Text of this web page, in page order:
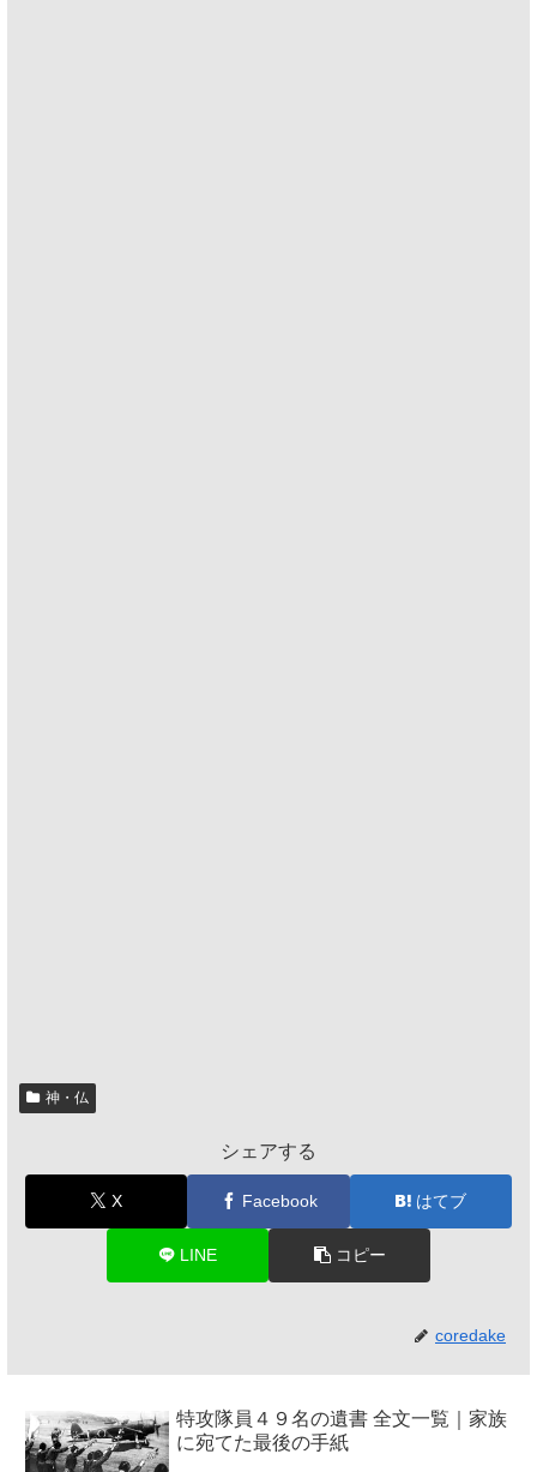
神・仏
シェアする
X Facebook はてブ
LINE コピー
coredake
特攻隊員４９名の遺書 全文一覧｜家族
に宛てた最後の手紙